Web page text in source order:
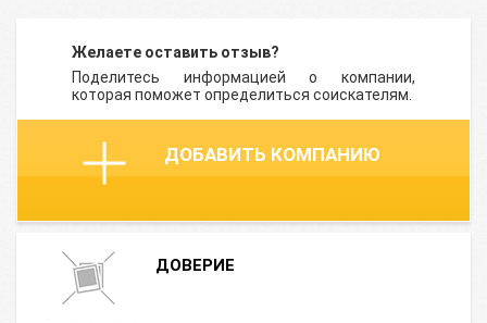
Желаете оставить отзыв?
Поделитесь информацией о компании,
которая поможет определиться соискателям.
ДОБАВИТЬ КОМПАНИЮ
ДОВЕРИЕ